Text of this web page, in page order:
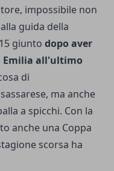
impossibile non
guida della
giunto dopo aver
Emilia all'ultimo
di
ma anche
a spicchi. Con la
anche una Coppa
scorsa ha